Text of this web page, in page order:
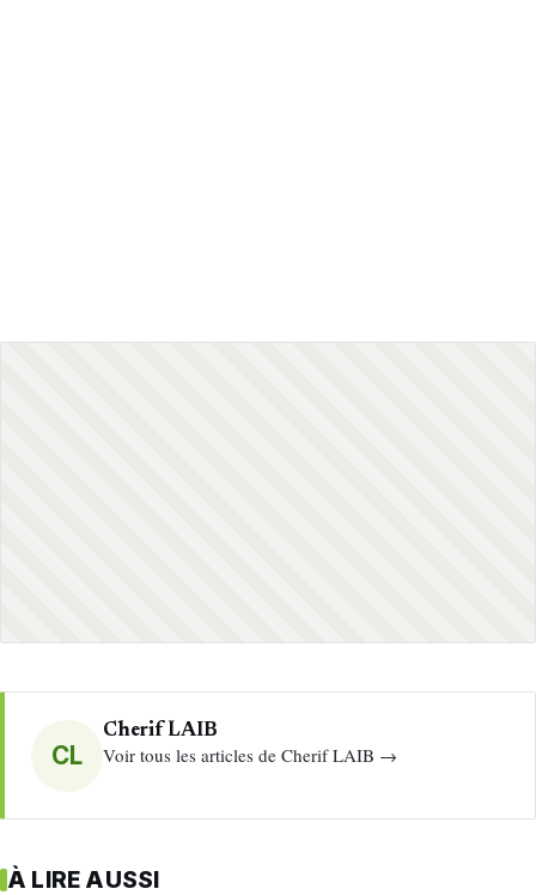
CL
Cherif LAIB
Voir tous les articles de Cherif LAIB →
À LIRE AUSSI